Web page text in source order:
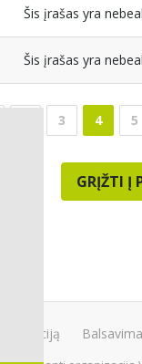
Šis įrašas yra
Šis įrašas yra
3 4 5
GRĮŽTI Į
peticiją